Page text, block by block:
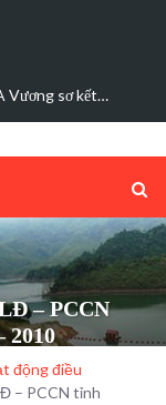
bán điện dư
– PCCN
2010
động điều
– PCCN tỉnh